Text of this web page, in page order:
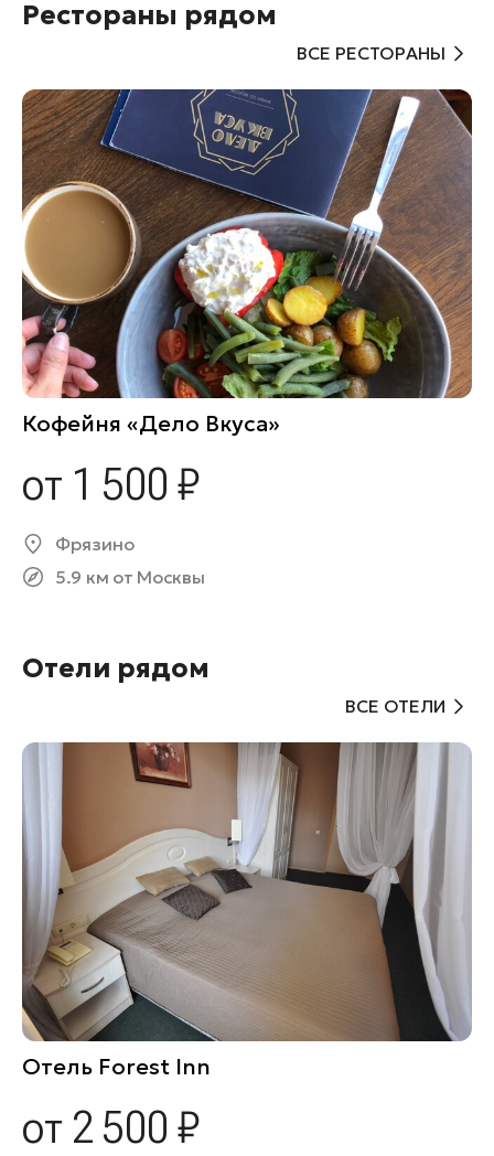
Рестораны рядом
ВСЕ РЕСТОРАНЫ
Кофейня «Дело Вкуса»
от 1 500 ₽
Фрязино
5.9 км от Москвы
Отели рядом
ВСЕ ОТЕЛИ
Отель Forest Inn
от 2 500 ₽